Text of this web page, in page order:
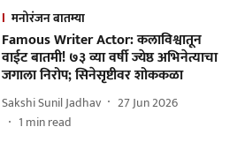
मनोरंजन बातम्या
Famous Writer Actor: कलाविश्वातून
वाईट बातमी! ७३ व्या वर्षी ज्येष्ठ अभिनेत्याचा
जगाला निरोप; सिनेसृष्टीवर शोककळा
Sakshi Sunil Jadhav
27 Jun 2026
1 min read